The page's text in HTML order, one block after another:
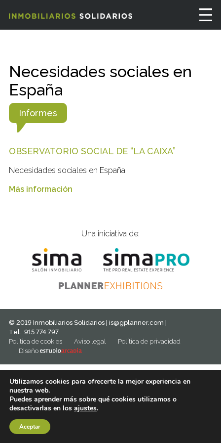
Necesidades sociales en
España
Informes
OBSERVATORIO SOCIAL DE “LA CAIXA”
Necesidades sociales en España
Más información
Una iniciativa de:
© 2019 Inmobiliarios Solidarios | is@gplanner.com |
Tel.: 915 774 797
Política de cookies
Aviso legal
Política de privacidad
Diseño
Utilizamos cookies para ofrecerte la mejor experiencia en
nuestra web.
Puedes aprender más sobre qué cookies utilizamos o
desactivarlas en los ajustes.
Aceptar